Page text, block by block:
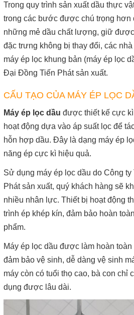
Trong quy trình sản xuất dầu thực
trong các bước được chú trọng hơn
những mẻ dầu chất lượng, giữ
đặc trưng không bị thay đổi, các
máy ép lọc khung bản (máy ép lọc
Đại Đồng Tiến Phát sản xuất.
CẤU TẠO CỦA MÁY ÉP LỌC
Máy ép lọc dầu được thiết kế cực
hoạt động dựa vào áp suất lọc để
hỗn hợp dầu. Đây là dạng máy ép
năng ép cực kì hiệu quả.
Sử dụng máy ép lọc dầu do Công
Phát sản xuất, quý khách hàng sẽ
nhiều nhân lực. Thiết bị hoạt động
trình ép khép kín, đảm bảo hoàn
phẩm.
Máy ép lọc dầu được làm hoàn
đảm bảo vệ sinh, dễ dàng vệ sinh
máy còn có tuổi thọ cao, bà con chỉ
dụng được lâu dài.